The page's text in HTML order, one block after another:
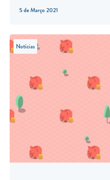
5 de Março 2021
Notícias